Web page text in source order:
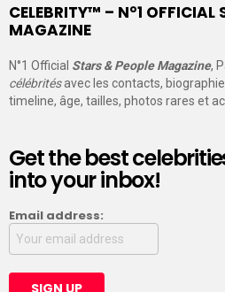
CELEBRITY™ – N°1 OFFICIAL
MAGAZINE
N°1 Official Stars & People Magazine,
célébritésavec les contacts,
timeline, âge, tailles, photos rares et
Get the best
into your inbox!
Email address: